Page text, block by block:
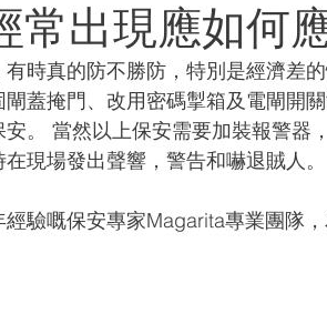
常出現應如何
時真的防不勝防，特別是經濟差
蓋掩門、改用密碼掣箱及電閘開
。 當然以上保安需要加裝報警器
現場發出聲響，警告和嚇退賊人。
驗嘅保安專家Magarita專業團隊